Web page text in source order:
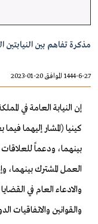
مذكرة تفاهم بين النيابتين
1444-6-27 الموافق 20-01-2023
إن النيابة العامة في
كينيا (المشار إليهما
بينهما، ودعماً للعلاقات
العمل المشترك بينهما،
والادعاء العام في
والقوانين والاتفاقيات